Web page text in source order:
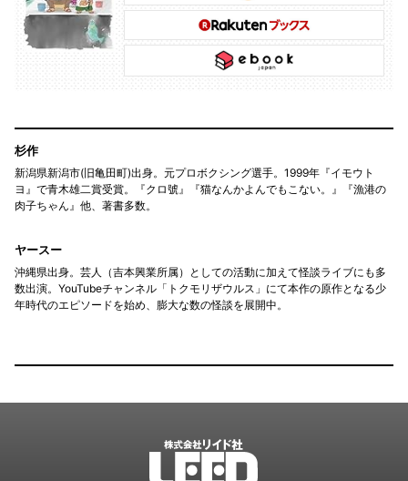
杉作
新潟県新潟市(旧亀田町)出身。元プロボクシング選手。1999年『イモウト
ヨ』で青木雄二賞受賞。『クロ號』『猫なんかよんでもこない。』『漁港の
肉子ちゃん』他、著書多数。
ヤースー
沖縄県出身。芸人（吉本興業所属）としての活動に加えて怪談ライブにも多
数出演。YouTubeチャンネル「トクモリザウルス」にて本作の原作となる少
年時代のエピソードを始め、膨大な数の怪談を展開中。
LEED